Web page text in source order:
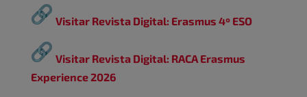
Visitar Revista Digital: Erasmus 4º ESO
Visitar Revista Digital: RACA Erasmus
Experience 2026